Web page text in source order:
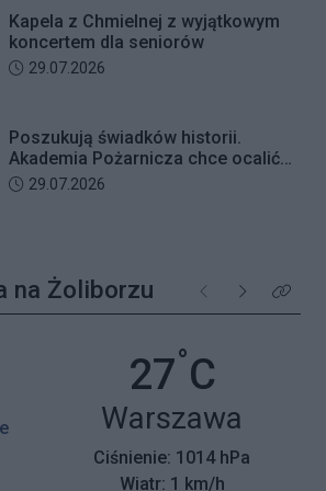
Kapela z Chmielnej z wyjątkowym
koncertem dla seniorów
Data dodania artykułu:
29.07.2026
Poszukują świadków historii.
Akademia Pożarnicza chce ocalić
wspomnienia z pamiętnego strajku
Data dodania artykułu:
29.07.2026
na Żoliborzu Poprzednie
NastępneKliknij
27°C
Miasto:
Warszawa
Ciśnienie: 1014 hPa
Wiatr: 1 km/h